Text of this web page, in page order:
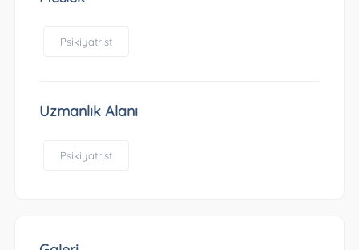
Psikiyatrist
Uzmanlık Alanı
Psikiyatrist